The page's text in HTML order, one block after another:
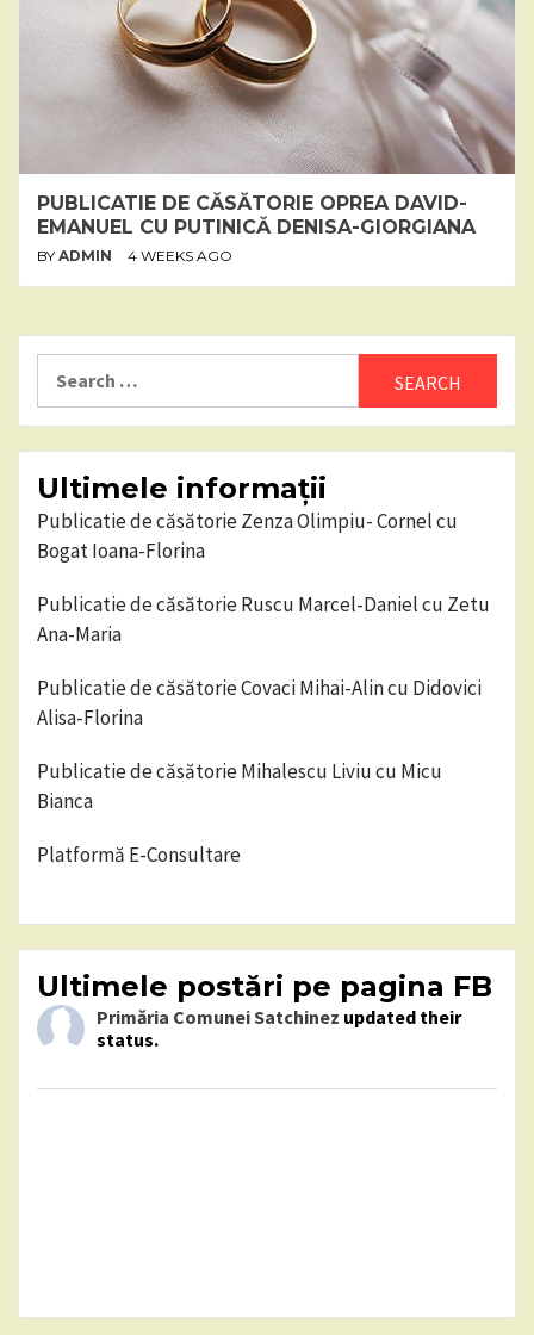
PUBLICATIE DE CĂSĂTORIE OPREA DAVID-
EMANUEL CU PUTINICĂ DENISA-GIORGIANA
BY ADMIN 4 WEEKS AGO
for:
Ultimele informații
Publicatie de căsătorie Zenza Olimpiu- Cornel cu
Bogat Ioana-Florina
Publicatie de căsătorie Ruscu Marcel-Daniel cu Zetu
Ana-Maria
Publicatie de căsătorie Covaci Mihai-Alin cu Didovici
Alisa-Florina
Publicatie de căsătorie Mihalescu Liviu cu Micu
Bianca
Platformă E-Consultare
Ultimele postări pe pagina FB
Primăria Comunei Satchinez updated their
status.